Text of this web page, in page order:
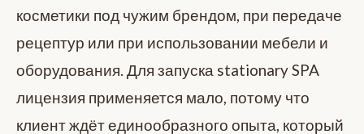
косметики под чужим брендом, при передаче
рецептур или при использовании мебели и
оборудования. Для запуска stationary SPA
лицензия применяется мало, потому что
клиент ждёт единообразного опыта, который